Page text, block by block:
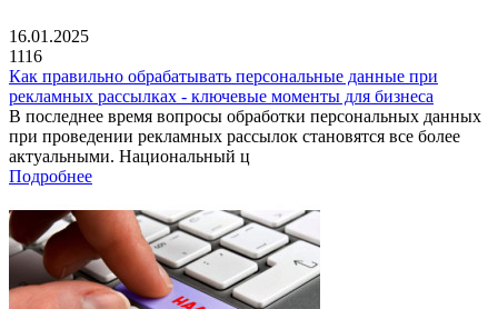
16.01.2025
1116
Как правильно обрабатывать персональные данные при
рекламных рассылках - ключевые моменты для бизнеса
В последнее время вопросы обработки персональных данных
при проведении рекламных рассылок становятся все более
актуальными. Национальный ц
Подробнее